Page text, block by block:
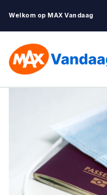
Welkom op MAX Vandaag